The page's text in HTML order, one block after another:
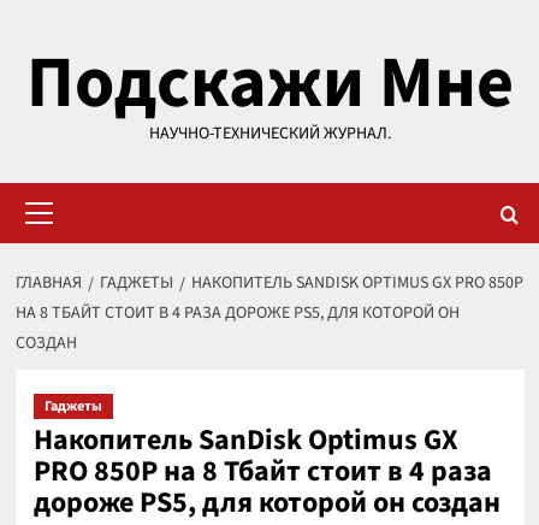
содержимому
Подскажи Мне
НАУЧНО-ТЕХНИЧЕСКИЙ ЖУРНАЛ.
меню
ГЛАВНАЯ ГАДЖЕТЫ
НАКОПИТЕЛЬ SANDISK OPTIMUS GX PRO 850P
НА 8 ТБАЙТ СТОИТ В 4 РАЗА ДОРОЖЕ PS5, ДЛЯ КОТОРОЙ ОН
СОЗДАН
Гаджеты
Накопитель SanDisk Optimus GX
PRO 850P на 8 Тбайт стоит в 4 раза
дороже PS5, для которой он создан